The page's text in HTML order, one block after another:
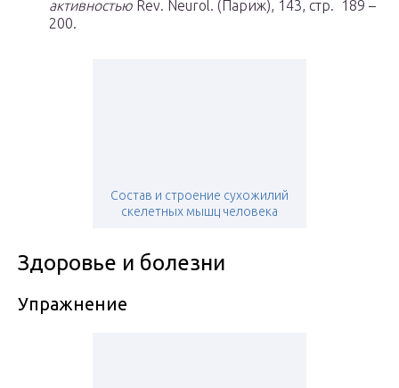
активностью Rev. Neurol. (Париж), 143, стр.
189 –
200.
Состав и строение сухожилий
скелетных мышц человека
Здоровье и болезни
Упражнение